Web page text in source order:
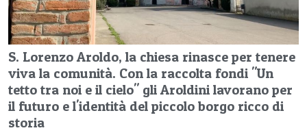
S. Lorenzo Aroldo, la chiesa rinasce per tenere
viva la comunità. Con la raccolta fondi "Un
tetto tra noi e il cielo" gli Aroldini lavorano per
il futuro e l'identità del piccolo borgo ricco di
storia